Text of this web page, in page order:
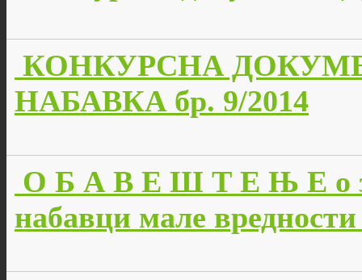
КОНКУРСНА
НАБАВКА бр. 9/2014
О Б А В Е Ш Т Е Њ Е о
набавци мале